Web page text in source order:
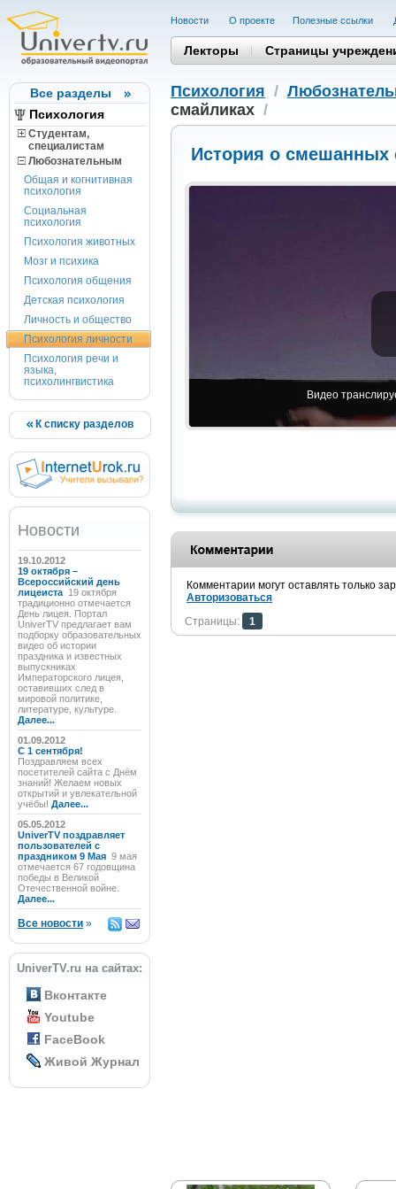
Все разделы
Психология
Студентам,
cпециалистам
Любознательным
Общая и когнитивная
психология
Социальная
психология
Психология животных
Мозг и психика
Психология общения
Детская психология
Личность и общество
Психология личности
Психология речи и
языка,
психолингвистика
К списку разделов
Новости
19.10.2012
19 октября –
Всероссийский день
лицеиста 19 октября
традиционно отмечается
День лицея. Портал
UniverTV предлагает вам
подборку образовательных
видео об истории
праздника и известных
выпускниках
Императорского лицея,
оставивших след в
мировой политике,
литературе, культуре.
Далее...
01.09.2012
C 1 сентября!
Поздравляем всех
посетителей сайта с Днём
знаний! Желаем новых
открытий и увлекательной
учёбы! Далее...
05.05.2012
UniverTV поздравляет
пользователей с
праздником 9 Мая 9 мая
отмечается 67 годовщина
победы в Великой
Отечественной войне.
Далее...
Все новости »
UniverTV.ru на сайтах:
Вконтакте
Youtube
FaceBook
Живой Журнал
Новости О проекте Полезные cсылки
Лекторы Страницы
Психология /
смайликах /
История о смешанных
Видео
Комментарии могут оставлять только
Авторизоваться
Страницы:
1